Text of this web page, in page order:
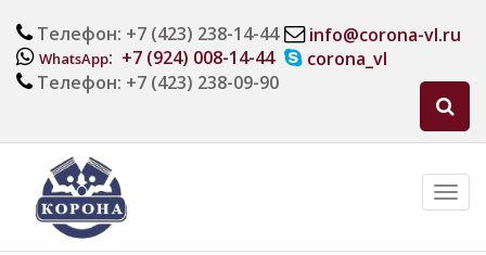
Телефон: +7 (423) 238-14-44
WhatsApp: +7 (924) 008-14-44
Телефон: +7 (423) 238-09-90
info@corona-vl.ru
corona_vl